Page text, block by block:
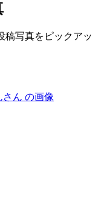
稿写真をピックアッ